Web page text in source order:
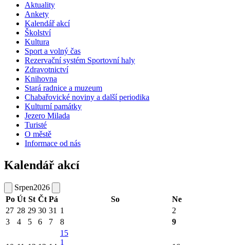
Aktuality
Ankety
Kalendář akcí
Školství
Kultura
Sport a volný čas
Rezervační systém Sportovní haly
Zdravotnictví
Knihovna
Stará radnice a muzeum
Chabařovické noviny a další periodika
Kulturní památky
Jezero Milada
Turisté
O městě
Informace od nás
Kalendář akcí
Srpen2026
Po Út St Čt Pá So
Ne
27 28 29 30 31 1
2
3
4 5 6 7 8 9
15
1